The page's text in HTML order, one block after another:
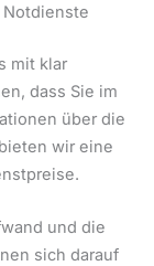
Notdienste
mit klar
dass Sie im
über die
wir eine
und die
sich darauf